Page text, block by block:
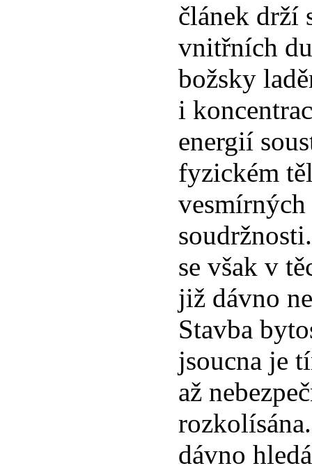
článek drží
vnitřních
božsky
i
energií
fyzickém
se však v
již dávno
Stavba
jsoucna je
až
dávno